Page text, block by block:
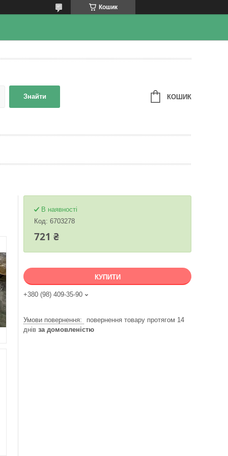
Кошик
Знайти КОШИК
В наявності
Код: 6703278
721 ₴
КУПИТИ
+380 (98) 409-35-90
повернення товару протягом 14
днів за домовленістю